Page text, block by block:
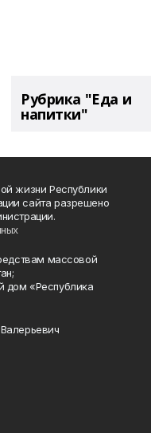
Рубрика "Еда и
напитки"
жизни Республики
сайта разрешено
массовой
дом «Республика